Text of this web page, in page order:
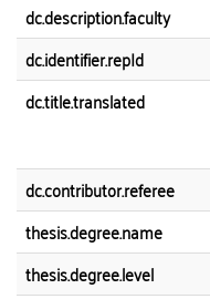
dc.description.faculty
dc.identifier.repId
dc.title.translated
dc.contributor.referee
thesis.degree.name
thesis.degree.level